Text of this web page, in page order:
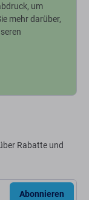
um
mehr darüber,
Rabatte und
Abonnieren